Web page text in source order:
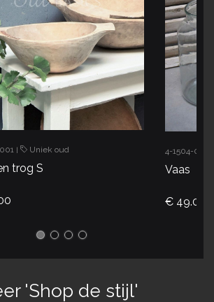
| Uniek oud
trog S
4-1504-012
Vaas
€ 49.00
'Shop de stijl'